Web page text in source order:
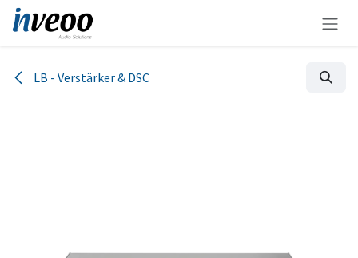
Zum Inhalt springen
LB - Verstärker & DSC